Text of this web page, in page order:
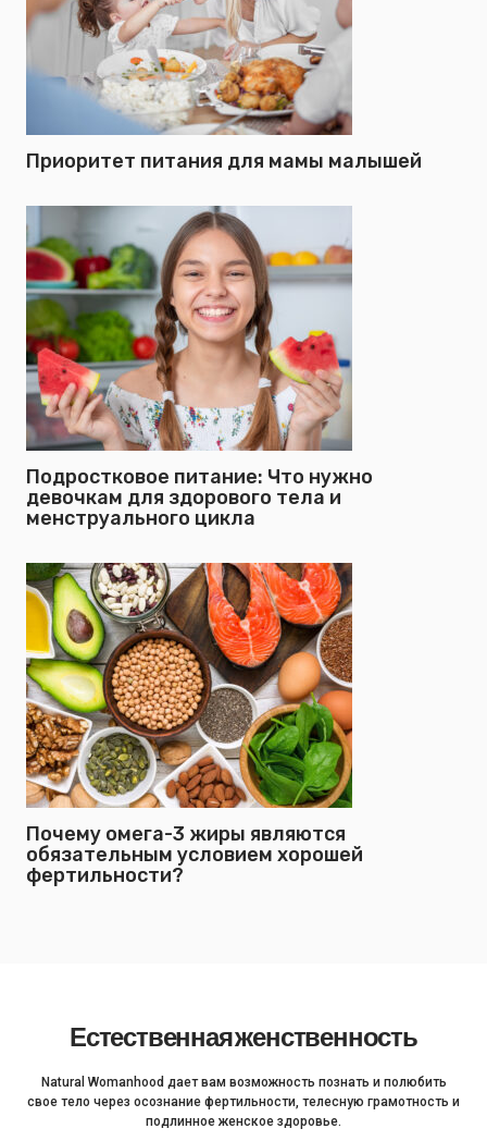
Приоритет питания для мамы малышей
Подростковое питание: Что нужно
девочкам для здорового тела и
менструального цикла
Почему омега-3 жиры являются
обязательным условием хорошей
фертильности?
Естественная женственность
Natural Womanhood дает вам возможность познать и полюбить
свое тело через осознание фертильности, телесную грамотность и
подлинное женское здоровье.